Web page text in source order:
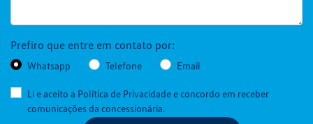
Prefiro que entre em contato por:
Whatsapp Telefone Email
Li e aceito a Política de Privacidadee concordo em receber
comunicações da concessionária.